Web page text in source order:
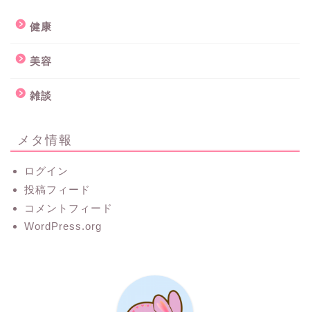
健康
美容
雑談
メタ情報
ログイン
投稿フィード
コメントフィード
WordPress.org